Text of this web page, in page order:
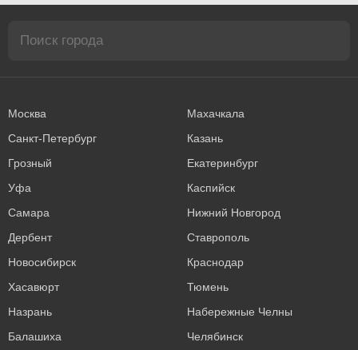
Москва
Махачкала
Санкт-Петербург
Казань
Грозный
Екатеринбург
Уфа
Каспийск
Самара
Нижний Новгород
Дербент
Ставрополь
Новосибирск
Краснодар
Хасавюрт
Тюмень
Назрань
Набережные Челны
Балашиха
Челябинск